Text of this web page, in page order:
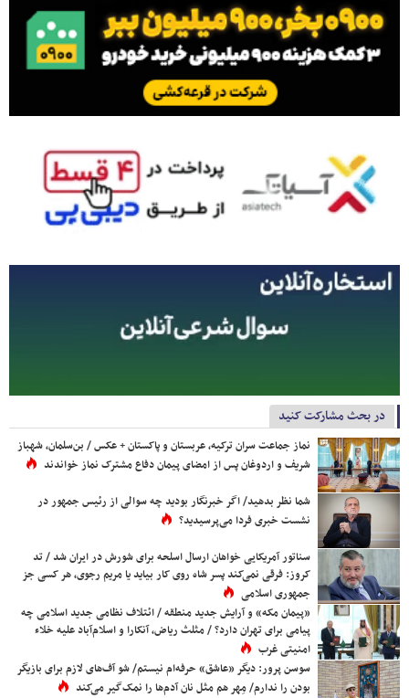
در بحث مشارکت کنید
نماز جماعت سران ترکیه، عربستان و پاکستان + عکس / بن‌سلمان، شهباز
شریف و اردوغان پس از امضای پیمان دفاع مشترک نماز خواندند
شما نظر بدهید/ اگر خبرنگار بودید چه سوالی از رئیس جمهور در
نشست خبری فردا می‌پرسیدید؟
سناتور آمریکایی خواهان ارسال اسلحه برای شورش در ایران شد / تد
کروز: فرقی نمی‌کند پسر شاه روی کار بیاید یا مریم رجوی، هر کسی جز
جمهوری اسلامی
«پیمان مکه» و آرایش جدید منطقه / ائتلاف نظامی جدید اسلامی چه
پیامی برای تهران دارد؟ / مثلث ریاض، آنکارا و اسلام‌آباد علیه خلاء
امنیتی غرب
سوسن پرور: دیگر «عاشق» حرفه‌ام نیستم/ شو آف‌های لازم برای بازیگر
بودن را ندارم/ مِهر هم مثل نان آدم‌ها را نمک‌گیر می‌کند